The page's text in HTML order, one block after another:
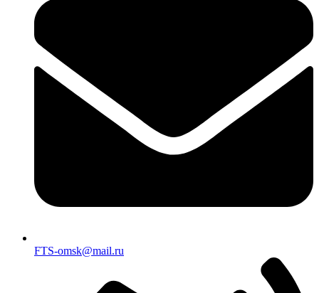
FTS-omsk@mail.ru